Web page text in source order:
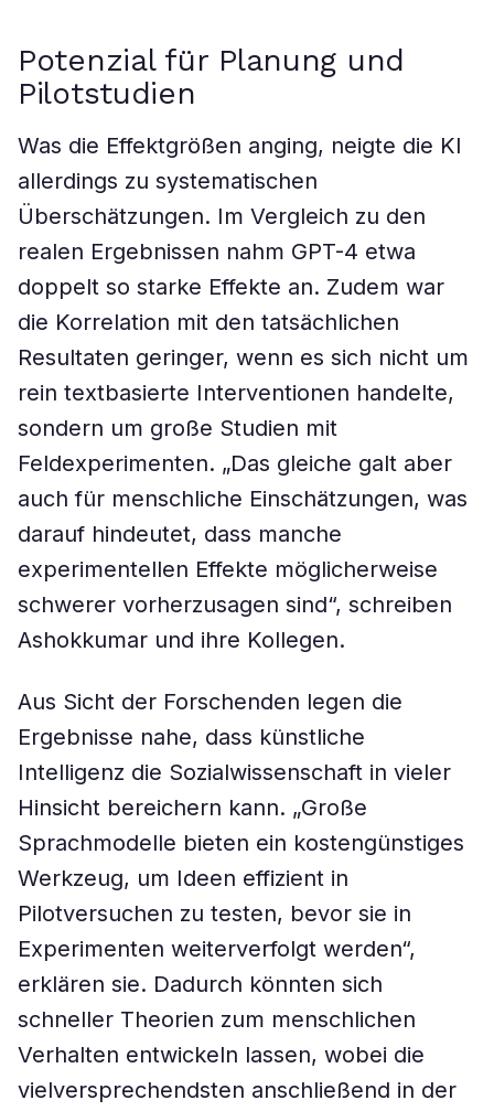
Potenzial für Planung und
Pilotstudien
Was die Effektgrößen anging, neigte die KI
allerdings zu systematischen
Überschätzungen. Im Vergleich zu den
realen Ergebnissen nahm GPT-4 etwa
doppelt so starke Effekte an. Zudem war
die Korrelation mit den tatsächlichen
Resultaten geringer, wenn es sich nicht um
rein textbasierte Interventionen handelte,
sondern um große Studien mit
Feldexperimenten. „Das gleiche galt aber
auch für menschliche Einschätzungen, was
darauf hindeutet, dass manche
experimentellen Effekte möglicherweise
schwerer vorherzusagen sind“, schreiben
Ashokkumar und ihre Kollegen.
Aus Sicht der Forschenden legen die
Ergebnisse nahe, dass künstliche
Intelligenz die Sozialwissenschaft in vieler
Hinsicht bereichern kann. „Große
Sprachmodelle bieten ein kostengünstiges
Werkzeug, um Ideen effizient in
Pilotversuchen zu testen, bevor sie in
Experimenten weiterverfolgt werden“,
erklären sie. Dadurch könnten sich
schneller Theorien zum menschlichen
Verhalten entwickeln lassen, wobei die
vielversprechendsten anschließend in der